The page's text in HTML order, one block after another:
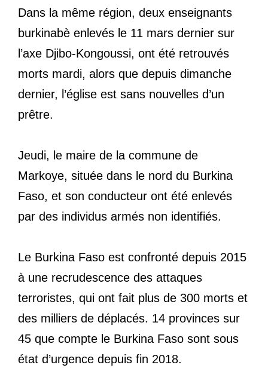
Dans la même région, deux enseignants
burkinabè enlevés le 11 mars dernier sur
l’axe Djibo-Kongoussi, ont été retrouvés
morts mardi, alors que depuis dimanche
dernier, l’église est sans nouvelles d’un
prêtre.
Jeudi, le maire de la commune de
Markoye, située dans le nord du Burkina
Faso, et son conducteur ont été enlevés
par des individus armés non identifiés.
Le Burkina Faso est confronté depuis 2015
à une recrudescence des attaques
terroristes, qui ont fait plus de 300 morts et
des milliers de déplacés. 14 provinces sur
45 que compte le Burkina Faso sont sous
état d’urgence depuis fin 2018.